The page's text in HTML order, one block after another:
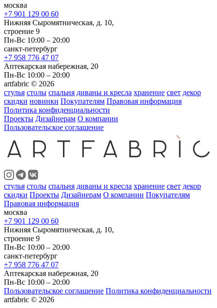
москва
+7 901 129 00 60
Нижняя Сыромятническая, д. 10,
строение 9
Пн-Вс 10:00 – 20:00
санкт-петербург
+7 958 776 47 07
Аптекарская набережная, 20
Пн-Вс 10:00 – 20:00
artfabric © 2026
стулья столы спальня диваны и кресла хранение свет декор
скидки новинки Покупателям Правовая информация
Политика конфиденциальности
Проекты Дизайнерам О компании
Пользовательское соглашение
стулья столы спальня диваны и кресла хранение свет декор
скидки Проекты Дизайнерам О компании Покупателям
Правовая информация
москва
+7 901 129 00 60
Нижняя Сыромятническая, д. 10,
строение 9
Пн-Вс 10:00 – 20:00
санкт-петербург
+7 958 776 47 07
Аптекарская набережная, 20
Пн-Вс 10:00 – 20:00
Пользовательское соглашение Политика конфиденциальности
artfabric © 2026